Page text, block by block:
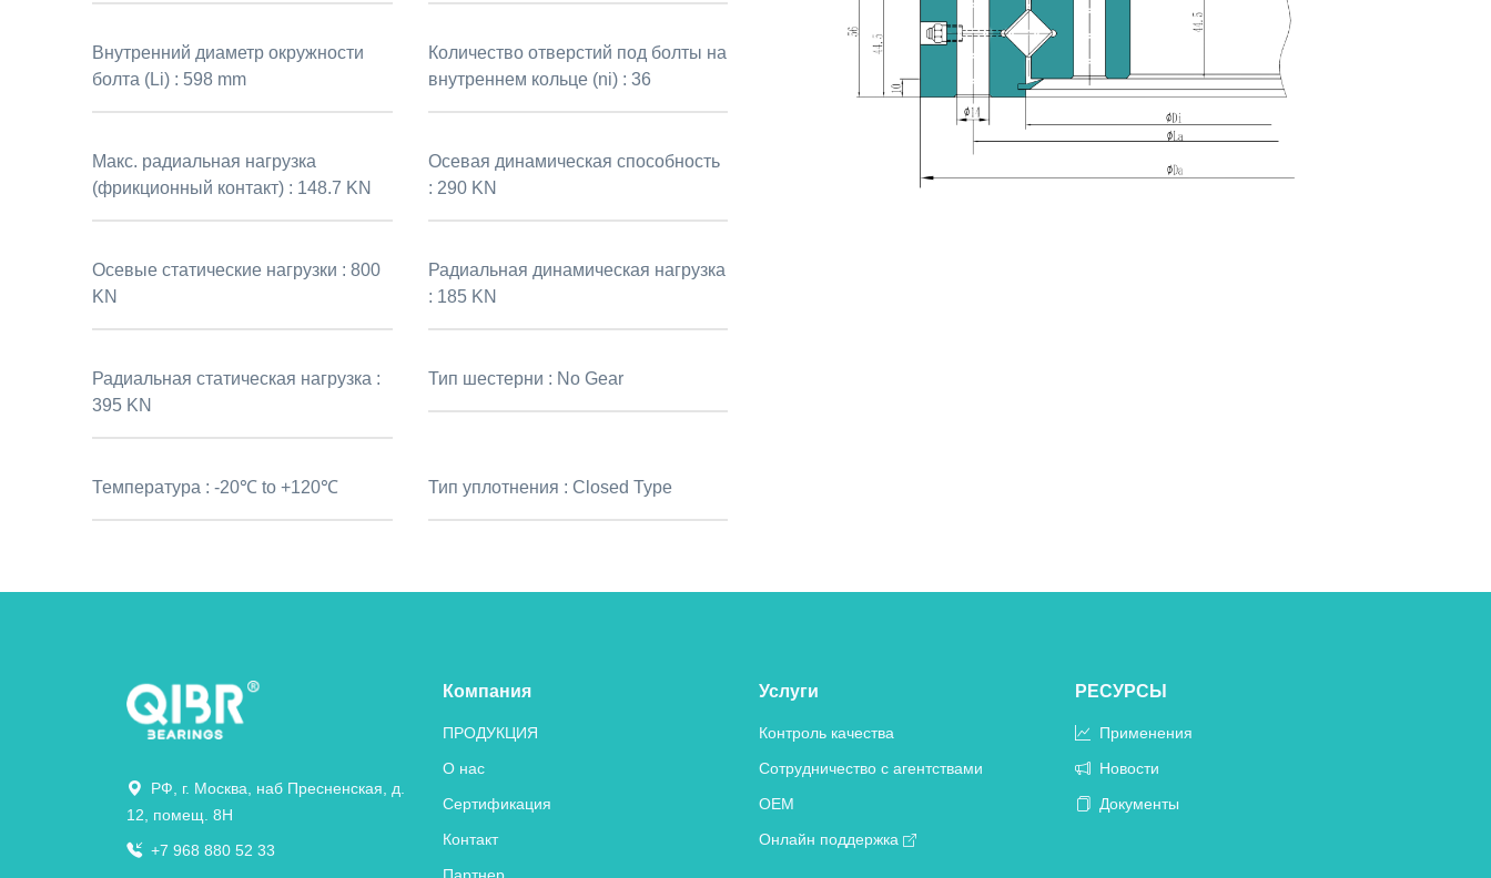
Внутренний диаметр окружности
болта (Li) : 598 mm
Количество отверстий под болты на
внутреннем кольце (ni) : 36
Макс. радиальная нагрузка
(фрикционный контакт) : 148.7 KN
Осевая динамическая способность
: 290 KN
Осевые статические нагрузки :800
KN
Радиальная динамическая нагрузка
: 185 KN
Радиальная статическая нагрузка :
395 KN
Тип шестерни : No Gear
Температура :-20℃ to +120℃ Тип уплотнения : Closed Type
РФ, г. Москва, наб Пресненская, д.
12, помещ. 8Н
+7 968 880 52 33
Компания
ПРОДУКЦИЯ
О нас
Сертификация
Контакт
Услуги
Контроль качества
Сотрудничество с агентствами
OEM
Онлайн поддержка
РЕСУРСЫ
Применения
Новости
Документы